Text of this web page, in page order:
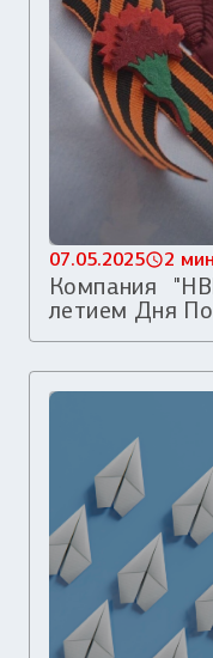
07.05.2025 2
Компания
летием Дня